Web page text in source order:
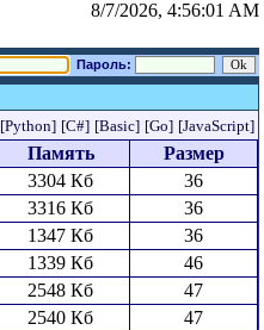
8/7/2026, 4:56:01 AM
Пароль:
[Python] [C#] [Basic] [Go] [JavaScript]
Память
Размер
3304 Кб
36
3316 Кб
36
1347 Кб
36
1339 Кб
46
2548 Кб
47
2540 Кб
47